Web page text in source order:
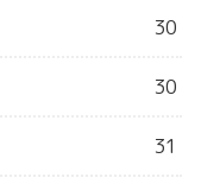
30
30
31